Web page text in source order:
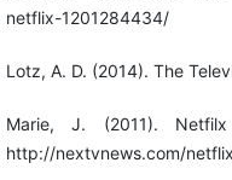
netflix-1201284434/
Lotz, A. D. (2014). The
Marie, J. (2011).
http://nextvnews.com/